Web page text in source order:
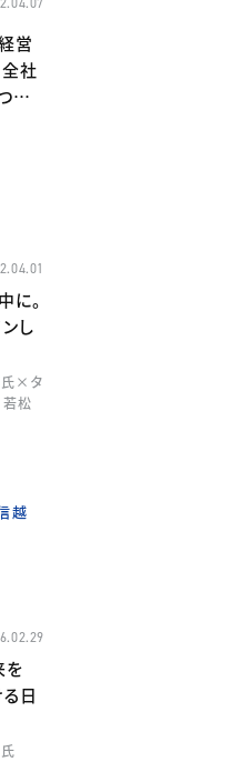
営
社
な
に。
し
氏×タ
若松
越
を
日